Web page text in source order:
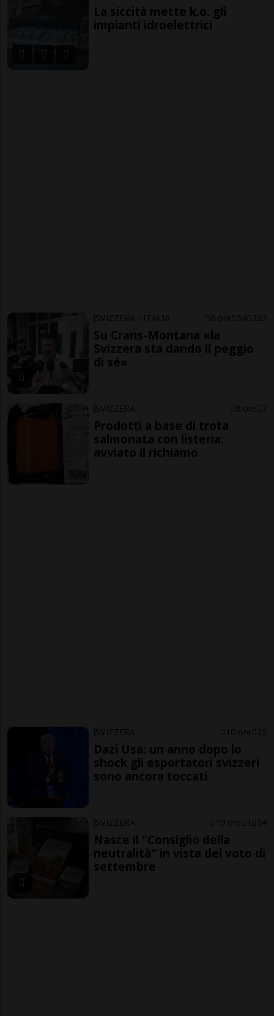
La siccità mette k.o. gli
impianti idroelettrici
SVIZZERA / ITALIA 6 ore 54 223
Su Crans-Montana «la
Svizzera sta dando il peggio
di sé»
SVIZZERA 8 ore 7
Prodotti a base di trota
salmonata con listeria:
avviato il richiamo
SVIZZERA 10 ore 25
Dazi Usa: un anno dopo lo
shock gli esportatori svizzeri
sono ancora toccati
SVIZZERA 10 ore 1 34
Nasce il "Consiglio della
neutralità" in vista del voto di
settembre